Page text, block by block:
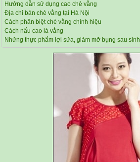
Hướng dẫn sử dụng cao chè vằng
Địa chỉ bán chè vằng tại Hà Nội
Cách phân biệt chè vằng chính hiệu
Cách nấu cao lá vằng
Những thực phẩm lợi sữa, giảm mỡ bụng sau sinh